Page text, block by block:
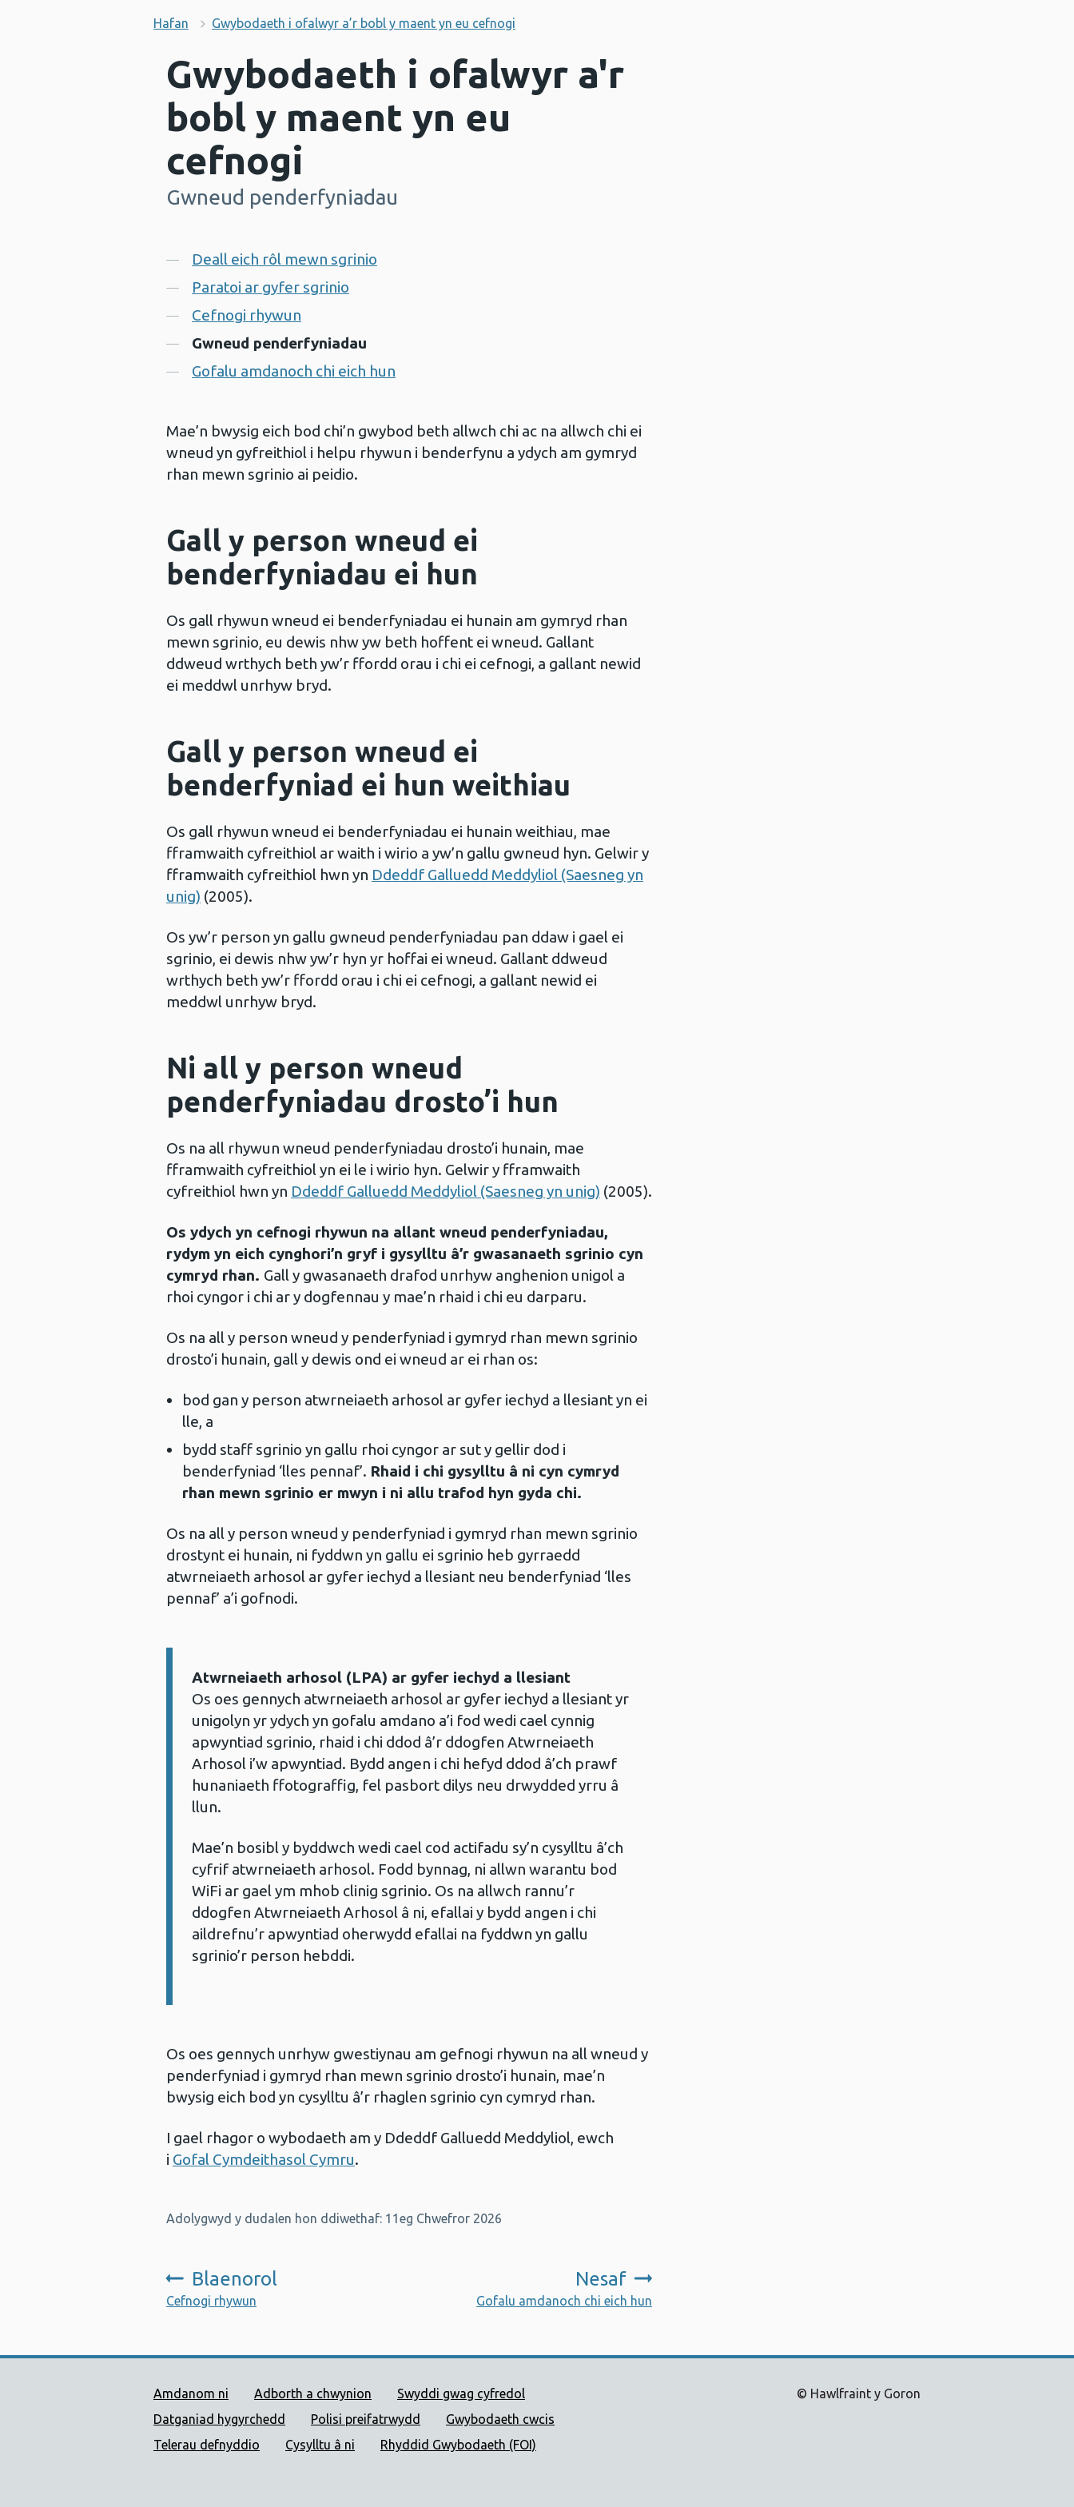
Hafan Gwybodaeth i ofalwyr a’r bobl y maent yn eu cefnogi
Gwybodaeth i ofalwyr a'r
bobl y maent yn eu
cefnogi
-
Gwneud penderfyniadau
Cynnwys
Deall eich rôl mewn sgrinio
Paratoi ar gyfer sgrinio
Cefnogi rhywun
Gwneud penderfyniadau
Gofalu amdanoch chi eich hun
Mae’n bwysig eich bod chi’n gwybod beth allwch chi ac na allwch chi ei
wneud yn gyfreithiol i helpu rhywun i benderfynu a ydych am gymryd
rhan mewn sgrinio ai peidio.
Gall y person wneud ei
benderfyniadau ei hun
Os gall rhywun wneud ei benderfyniadau ei hunain am gymryd rhan
mewn sgrinio, eu dewis nhw yw beth hoffent ei wneud. Gallant
ddweud wrthych beth yw’r ffordd orau i chi ei cefnogi, a gallant newid
ei meddwl unrhyw bryd.
Gall y person wneud ei
benderfyniad ei hun weithiau
Os gall rhywun wneud ei benderfyniadau ei hunain weithiau, mae
fframwaith cyfreithiol ar waith i wirio a yw’n gallu gwneud hyn. Gelwir y
fframwaith cyfreithiol hwn yn Ddeddf Galluedd Meddyliol (Saesneg yn
unig) (2005).
Os yw’r person yn gallu gwneud penderfyniadau pan ddaw i gael ei
sgrinio, ei dewis nhw yw’r hyn yr hoffai ei wneud. Gallant ddweud
wrthych beth yw’r ffordd orau i chi ei cefnogi, a gallant newid ei
meddwl unrhyw bryd.
Ni all y person wneud
penderfyniadau drosto’i hun
Os na all rhywun wneud penderfyniadau drosto’i hunain, mae
fframwaith cyfreithiol yn ei le i wirio hyn. Gelwir y fframwaith
cyfreithiol hwn yn Ddeddf Galluedd Meddyliol (Saesneg yn unig) (2005).
Os ydych yn cefnogi rhywun na allant wneud penderfyniadau,
rydym yn eich cynghori’n gryf i gysylltu â’r gwasanaeth sgrinio cyn
cymryd rhan. Gall y gwasanaeth drafod unrhyw anghenion unigol a
rhoi cyngor i chi ar y dogfennau y mae’n rhaid i chi eu darparu.
Os na all y person wneud y penderfyniad i gymryd rhan mewn sgrinio
drosto’i hunain, gall y dewis ond ei wneud ar ei rhan os:
bod gan y person atwrneiaeth arhosol ar gyfer iechyd a llesiant yn ei
lle, a
bydd staff sgrinio yn gallu rhoi cyngor ar sut y gellir dod i
benderfyniad ‘lles pennaf’. Rhaid i chi gysylltu â ni cyn cymryd
rhan mewn sgrinio er mwyn i ni allu trafod hyn gyda chi.
Os na all y person wneud y penderfyniad i gymryd rhan mewn sgrinio
drostynt ei hunain, ni fyddwn yn gallu ei sgrinio heb gyrraedd
atwrneiaeth arhosol ar gyfer iechyd a llesiant neu benderfyniad ‘lles
pennaf’ a’i gofnodi.
Gwybodaeth:
Atwrneiaeth arhosol (LPA) ar gyfer iechyd a llesiant
Os oes gennych atwrneiaeth arhosol ar gyfer iechyd a llesiant yr
unigolyn yr ydych yn gofalu amdano a’i fod wedi cael cynnig
apwyntiad sgrinio, rhaid i chi ddod â’r ddogfen Atwrneiaeth
Arhosol i’w apwyntiad. Bydd angen i chi hefyd ddod â’ch prawf
hunaniaeth ffotograffig, fel pasbort dilys neu drwydded yrru â
llun.
Mae’n bosibl y byddwch wedi cael cod actifadu sy’n cysylltu â’ch
cyfrif atwrneiaeth arhosol. Fodd bynnag, ni allwn warantu bod
WiFi ar gael ym mhob clinig sgrinio. Os na allwch rannu’r
ddogfen Atwrneiaeth Arhosol â ni, efallai y bydd angen i chi
aildrefnu’r apwyntiad oherwydd efallai na fyddwn yn gallu
sgrinio’r person hebddi.
Os oes gennych unrhyw gwestiynau am gefnogi rhywun na all wneud y
penderfyniad i gymryd rhan mewn sgrinio drosto’i hunain, mae’n
bwysig eich bod yn cysylltu â’r rhaglen sgrinio cyn cymryd rhan.
I gael rhagor o wybodaeth am y Ddeddf Galluedd Meddyliol, ewch
i Gofal Cymdeithasol Cymru.
Adolygwyd y dudalen hon ddiwethaf: 11eg Chwefror 2026
Blaenorol
:
Cefnogi rhywun
Nesaf
Gofalu amdanoch chi eich hun
Dolenni Cymorth Iechyd Cyhoeddus Cymru
Amdanom ni Adborth a chwynion
Swyddi gwag cyfredol
Datganiad hygyrchedd
Polisi preifatrwydd
Gwybodaeth cwcis
Telerau defnyddio
Cysylltu â ni Rhyddid Gwybodaeth (FOI)
© Hawlfraint y Goron